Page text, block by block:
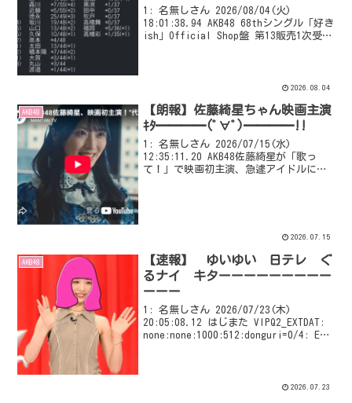
∀ﾟ)━━━━!! 【次作…布袋 成
田 森川 初選抜？】
1: 名無しさん 2026/08/04(火)
18:01:38.94 AKB48 68thシングル「好き
ish」Official Shop盤 第13販売1次受付
2026.08.04
AKB48
【朗報】佐藤綺星ちゃん映画主演
ｷﾀ━━━━(ﾟ∀ﾟ)━━━━!!
1: 名無しさん 2026/07/15(水)
12:35:11.20 AKB48佐藤綺星が「歌っ
て！」で映画初主演、急遽アイドルにな
2026.07.15
AKB48
【速報】 ゆいゆい 日テレ ぐ
るナイ キターーーーーーーーー
ーーー
1: 名無しさん 2026/07/23(木)
20:05:08.12 はじまた VIPQ2_EXTDAT:
none:none:1000:512:donguri=0/4: EXT
2026.07.23